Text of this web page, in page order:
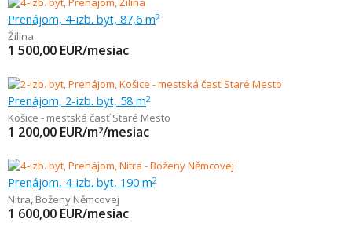
Prenájom, 4-izb. byt, 87,6 m2
Žilina
1 500,00 EUR/mesiac
Prenájom, 2-izb. byt, 58 m2
Košice - mestská časť Staré Mesto
1 200,00 EUR/m2/mesiac
Prenájom, 4-izb. byt, 190 m2
Nitra, Boženy Němcovej
1 600,00 EUR/mesiac